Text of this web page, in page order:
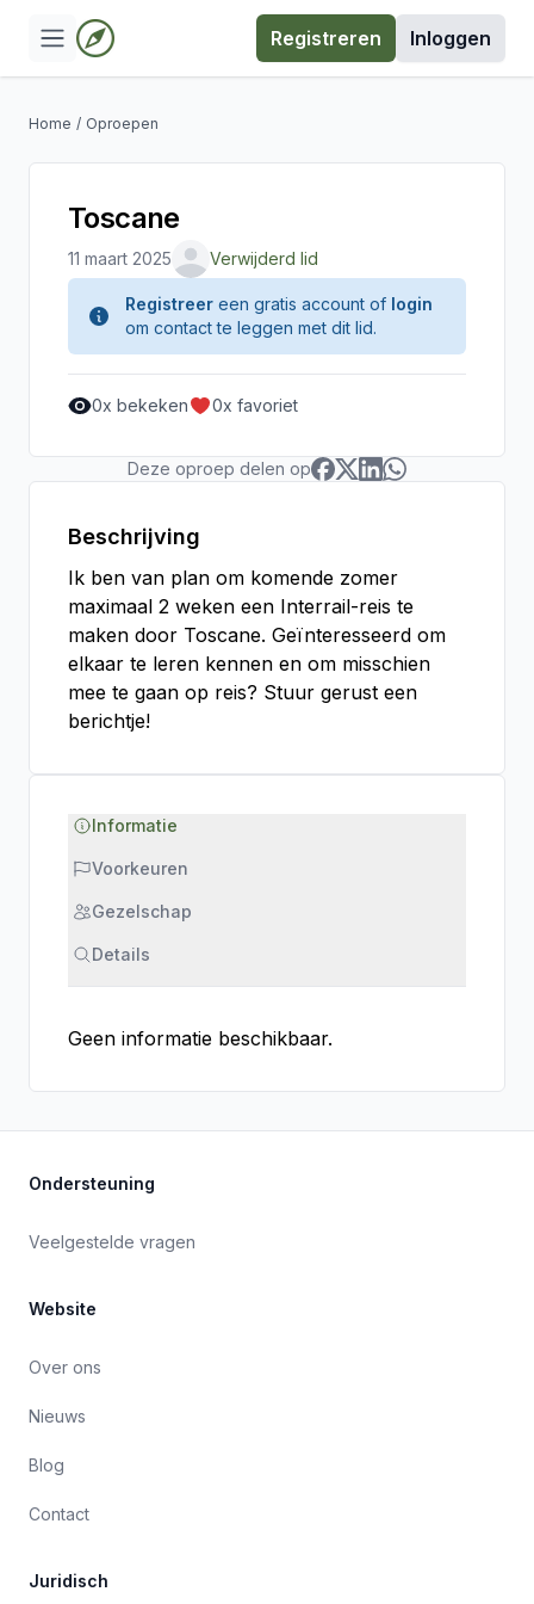
Registreren Inloggen
Home / Oproepen
Toscane
11 maart 2025 Verwijderd lid
Registreer een gratis account of login
om contact te leggen met dit lid.
0x bekeken 0x favoriet
Deze oproep delen op
Beschrijving
Ik ben van plan om komende zomer
maximaal 2 weken een Interrail-reis te
maken door Toscane. Geïnteresseerd om
elkaar te leren kennen en om misschien
mee te gaan op reis? Stuur gerust een
berichtje!
Informatie
Voorkeuren
Gezelschap
Details
Geen informatie beschikbaar.
Ondersteuning
Veelgestelde vragen
Website
Over ons
Nieuws
Blog
Contact
Juridisch